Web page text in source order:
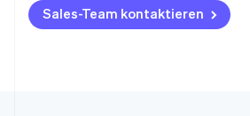
Sales-Team kontaktieren
Belgien
NederlandsFrançaisDeutschEnglish